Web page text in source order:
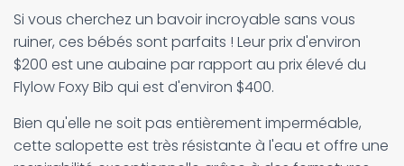
Si vous cherchez un bavoir incroyable sans vous
ruiner, ces bébés sont parfaits ! Leur prix d'environ
$200 est une aubaine par rapport au prix élevé du
Flylow Foxy Bib qui est d'environ $400.
Bien qu'elle ne soit pas entièrement imperméable,
cette salopette est très résistante à l'eau et offre une